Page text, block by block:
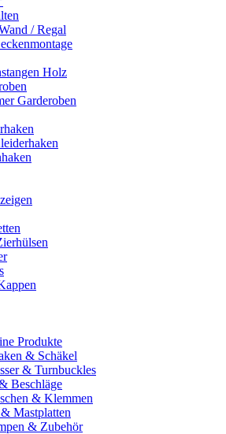
/ Regal
Holz
Garderoben
Produkte
& Schäkel
& Turnbuckles
Beschläge
& Klemmen
Mastplatten
& Zubehör